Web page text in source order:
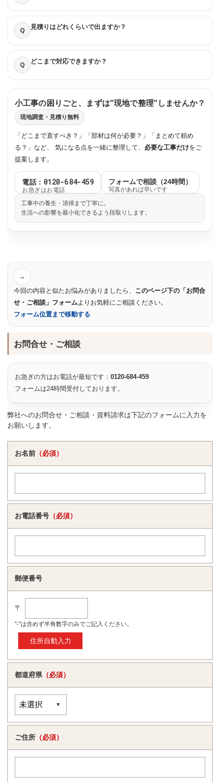
Q 見積りはどれくらいで出ますか？
Q どこまで対応できますか？
小工事の困りごと、まずは"現地で整理"しませんか？
現地調査・見積り無料
「どこまで直すべき？」「部材は何が必要？」「まとめて頼め
る？」など、 気になる点を一緒に整理して、 必要な工事だけをご
提案します。
電話：0120-684-459
お急ぎはお電話
フォームで相談（24時間）
写真があれば早いです
工事中の養生・清掃まで丁寧に。
生活への影響を最小化できるよう段取りします。
→
今回の内容と似たお悩みがありましたら、 このページ下の「お問合
せ・ご相談」フォーム よりお気軽にご相談ください。
フォーム位置まで移動する
お問合せ・ご相談
お急ぎの方はお電話が最短です： 0120-684-459
フォームは24時間受付しております。
弊社へのお問合せ・ご相談・資料請求は下記のフォームに入力を
お願いします。
お名前 （必須）
お電話番号 （必須）
郵便番号
〒
"-"は含めず半角数字のみでご記入ください。
都道府県 （必須）
ご住所 （必須）